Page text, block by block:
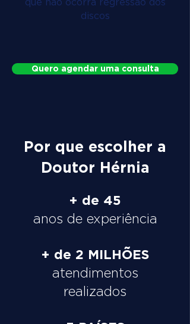
discos
Quero agendar uma consulta
Por que escolher a
Doutor Hérnia
+ de 45
anos de experiência
+ de 2 MILHÕES
atendimentos
realizados